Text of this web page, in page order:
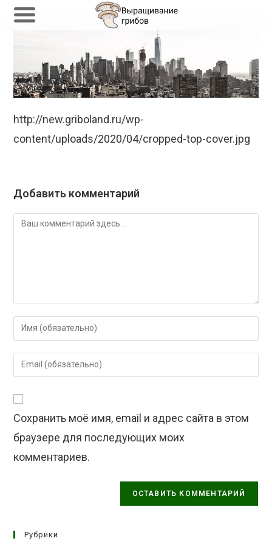
содержимому
http://new.griboland.ru/wp-
content/uploads/2020/04/cropped-top-cover.jpg
Добавить комментарий
Комментарий
Введите
свое
имя
или
чтобы
Введите
свой
адрес,
чтобы
прокомментировать
Сохранить моё имя, email и адрес сайта в этом
браузере для последующих моих
комментариев.
Рубрики